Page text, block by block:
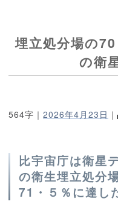
埋立処分場の
の衛
564字｜ 2026年4月23日 ｜
比宇宙庁は衛星
の衛生埋立処分
71・５％に達し